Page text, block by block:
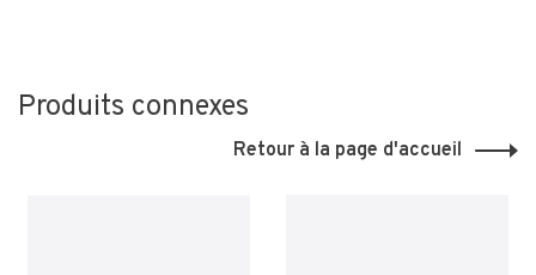
Produits connexes
Retour à la page d'accueil